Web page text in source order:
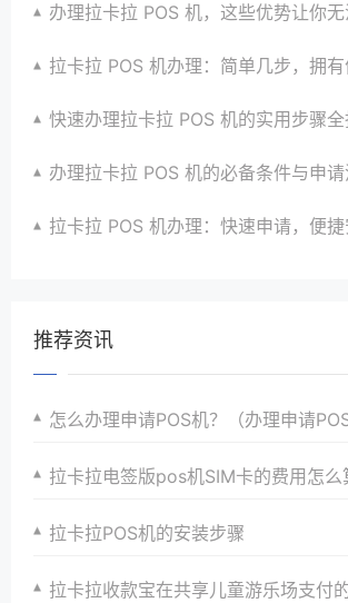
办理拉卡拉 POS 机，这些优势让你
拉卡拉 POS 机办理：简单几步，拥
快速办理拉卡拉 POS 机的实用步骤全
办理拉卡拉 POS 机的必备条件与申
拉卡拉 POS 机办理：快速申请，便
推荐资讯
怎么办理申请POS机？（办理申请POS机需要提
拉卡拉电签版pos机SIM卡的费用怎么
拉卡拉POS机的安装步骤
拉卡拉收款宝在共享儿童游乐场支付